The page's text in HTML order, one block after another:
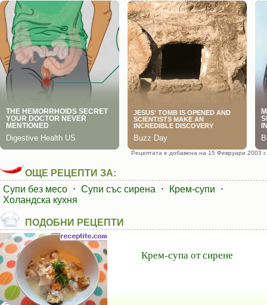
Рецептата е добавена на 15 Февруари 2003 г.
ОЩЕ РЕЦЕПТИ ЗА:
Супи без месо ⋅ Супи със сирена ⋅ Крем-супи
⋅
Холандска кухня
ПОДОБНИ РЕЦЕПТИ
Крем-супа от сирене